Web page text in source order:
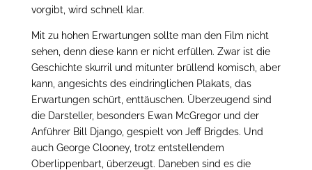
vorgibt, wird schnell klar.
Mit zu hohen Erwartungen sollte man den Film nicht
sehen, denn diese kann er nicht erfüllen. Zwar ist die
Geschichte skurril und mitunter brüllend komisch, aber
kann, angesichts des eindringlichen Plakats, das
Erwartungen schürt, enttäuschen. Überzeugend sind
die Darsteller, besonders Ewan McGregor und der
Anführer Bill Django, gespielt von Jeff Brigdes. Und
auch George Clooney, trotz entstellendem
Oberlippenbart, überzeugt. Daneben sind es die